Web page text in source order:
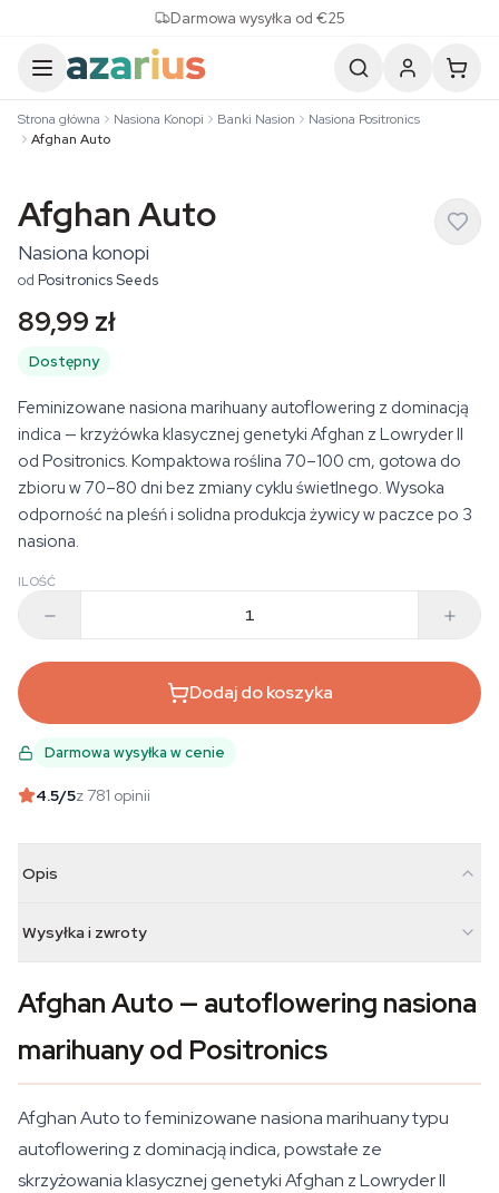
Darmowa wysyłka od €25
Strona główna Nasiona Konopi Banki Nasion
Nasiona Positronics
Afghan Auto
Afghan Auto
Nasiona konopi
od Positronics Seeds
89,99 zł
Dostępny
Feminizowane nasiona marihuany autoflowering z dominacją
indica — krzyżówka klasycznej genetyki Afghan z Lowryder II
od Positronics. Kompaktowa roślina 70–100 cm, gotowa do
zbioru w 70–80 dni bez zmiany cyklu świetlnego. Wysoka
odporność na pleśń i solidna produkcja żywicy w paczce po 3
nasiona.
ILOŚĆ
Dodaj do koszyka
Darmowa wysyłka w cenie
4.5/5z 781 opinii
Opis
Wysyłka i zwroty
Afghan Auto — autoflowering nasiona
marihuany od Positronics
Afghan Auto to feminizowane nasiona marihuany typu
autoflowering z dominacją indica, powstałe ze
skrzyżowania klasycznej genetyki Afghan z Lowryder II